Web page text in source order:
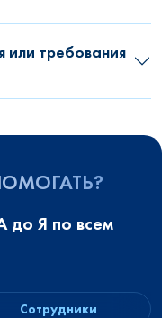
или требования
до Я по всем
Сотрудники